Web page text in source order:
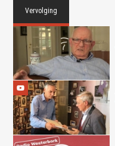
Vervolging